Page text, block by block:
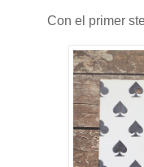
Con el primer